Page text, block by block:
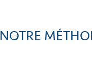
NOTRE